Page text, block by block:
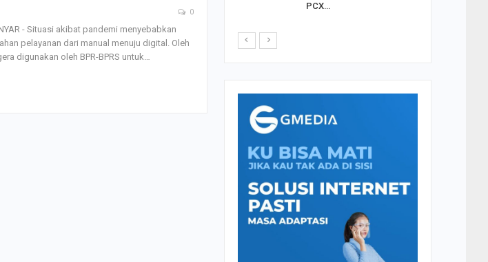
0
- Situasi akibat pandemi menyebabkan
pelayanan dari manual menuju digital. Oleh
digunakan oleh BPR-BPRS untuk…
Penguatan Wirausaha
PCX…